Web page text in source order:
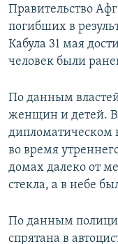
Правительство
погибших в
Кабула 31 мая
человек были
По данным
женщин и детей.
дипломатическом
во время
домах далеко от
стекла, а в небе
По данным
спрятана в